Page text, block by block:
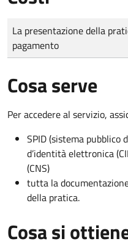
Tipo di pagamento
Importo
La presentazione della
pagamento
Cosa serve
Per accedere al servizio,
SPID (sistema
d’identità elettronica
(CNS)
tutta la
della pratica.
Cosa si